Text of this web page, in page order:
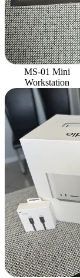
MS-01 Mini
Workstation